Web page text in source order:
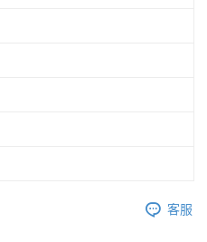
客服